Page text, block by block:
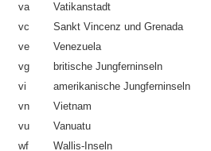
va
Vatikanstadt
vc
Sankt Vincenz und Grenada
ve
Venezuela
vg
britische Jungferninseln
vi
amerikanische Jungferninseln
vn
Vietnam
vu
Vanuatu
wf
Wallis-Inseln